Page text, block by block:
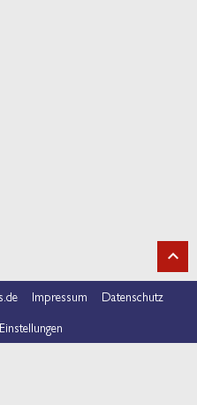
Impressum
Datenschutz